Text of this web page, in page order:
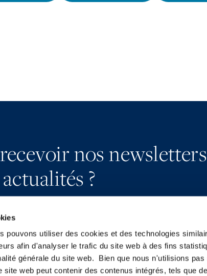
pouvons utiliser des cookies et des technologies
afin d'analyser le trafic du site web à des fins
générale du site web. Bien que nous n'utilisions
site web peut contenir des contenus intégrés, tels que
nos
?
S’abonner
Nous contacter
YouTube
LinkedIn